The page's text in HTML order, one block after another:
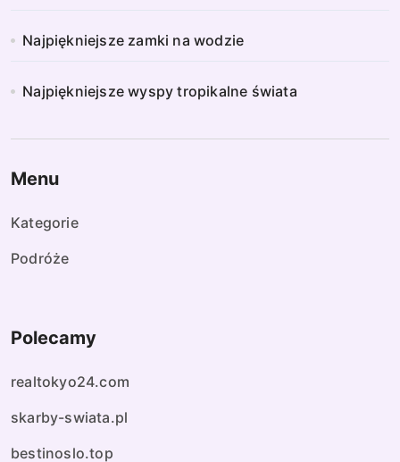
Najpiękniejsze zamki na wodzie
Najpiękniejsze wyspy tropikalne świata
Menu
Kategorie
Podróże
Polecamy
realtokyo24.com
skarby-swiata.pl
bestinoslo.top